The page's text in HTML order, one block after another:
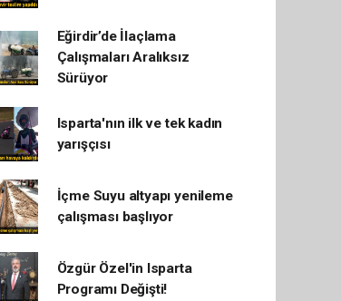
Eğirdir’de İlaçlama
Çalışmaları Aralıksız
Sürüyor
Isparta'nın ilk ve tek kadın
yarışçısı
İçme Suyu altyapı yenileme
çalışması başlıyor
Özgür Özel'in Isparta
Programı Değişti!